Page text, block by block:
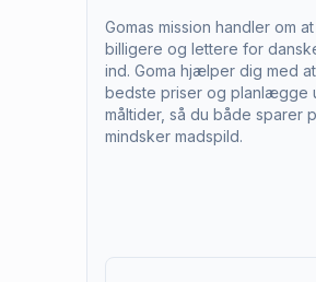
Gomas mission handler om
billigere og lettere for
ind. Goma hjælper dig med
bedste priser og planlægge
måltider, så du både sparer
mindsker madspild.